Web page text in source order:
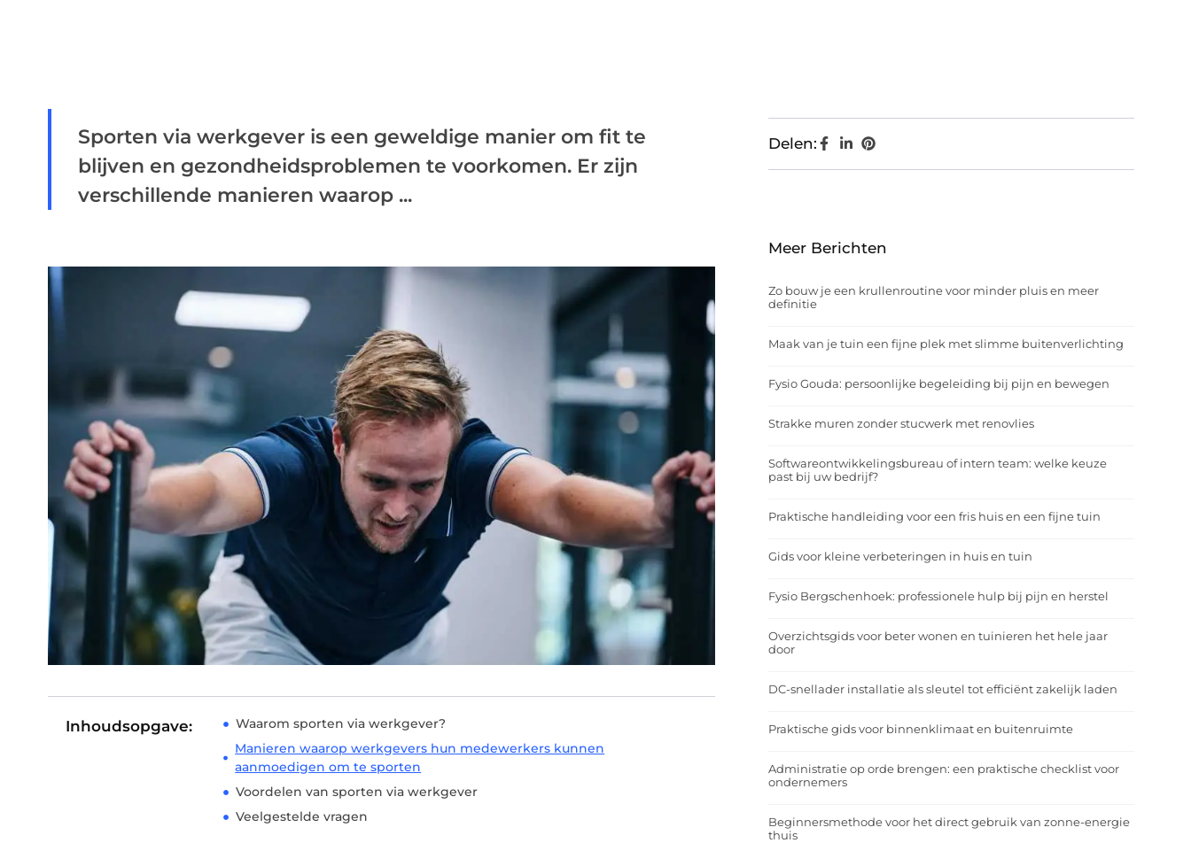
Sporten via werkgever is een geweldige manier om fit te
blijven en gezondheidsproblemen te voorkomen. Er zijn
verschillende manieren waarop ...
Inhoudsopgave:
Waarom sporten via werkgever?
Manieren waarop werkgevers hun medewerkers kunnen
aanmoedigen om te sporten
Voordelen van sporten via werkgever
Veelgestelde vragen
Delen:
Meer Berichten
Zo bouw je een krullenroutine voor minder pluis en meer
definitie
Maak van je tuin een fijne plek met slimme buitenverlichting
Fysio Gouda: persoonlijke begeleiding bij pijn en bewegen
Strakke muren zonder stucwerk met renovlies
Softwareontwikkelingsbureau of intern team: welke keuze
past bij uw bedrijf?
Praktische handleiding voor een fris huis en een fijne tuin
Gids voor kleine verbeteringen in huis en tuin
Fysio Bergschenhoek: professionele hulp bij pijn en herstel
Overzichtsgids voor beter wonen en tuinieren het hele jaar
door
DC-snellader installatie als sleutel tot efficiënt zakelijk laden
Praktische gids voor binnenklimaat en buitenruimte
Administratie op orde brengen: een praktische checklist voor
ondernemers
Beginnersmethode voor het direct gebruik van zonne-energie
thuis